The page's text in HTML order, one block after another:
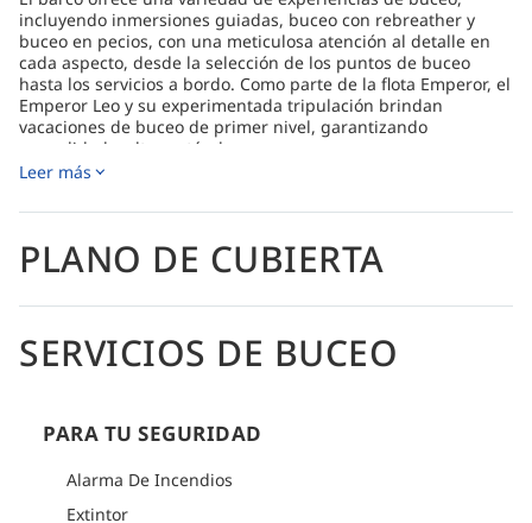
incluyendo inmersiones guiadas, buceo con rebreather y
buceo en pecios, con una meticulosa atención al detalle en
cada aspecto, desde la selección de los puntos de buceo
hasta los servicios a bordo. Como parte de la flota Emperor, el
Emperor Leo y su experimentada tripulación brindan
vacaciones de buceo de primer nivel, garantizando
comodidad y altos estándares.
Disfrute de una experiencia inolvidable a bordo de un
como la visita al sur de las Maldivas en febrero y marzo. Los
camarotes climatizados, con capacidad para hasta 24
como secador de pelo y toallas de buceo. La elegante
La experiencia a bordo va más allá del buceo e incluye
vegetarianas. Se puede adquirir una variedad de bebidas,
como cerveza, vino, licores y cócteles, y se atienden
peticiones especiales de dietas.
Tras un día de buceo, relájese en la terraza, en el bar o en su
Leer más
PLANO DE CUBIERTA
SERVICIOS DE BUCEO
PARA TU SEGURIDAD
Alarma De Incendios
Extintor